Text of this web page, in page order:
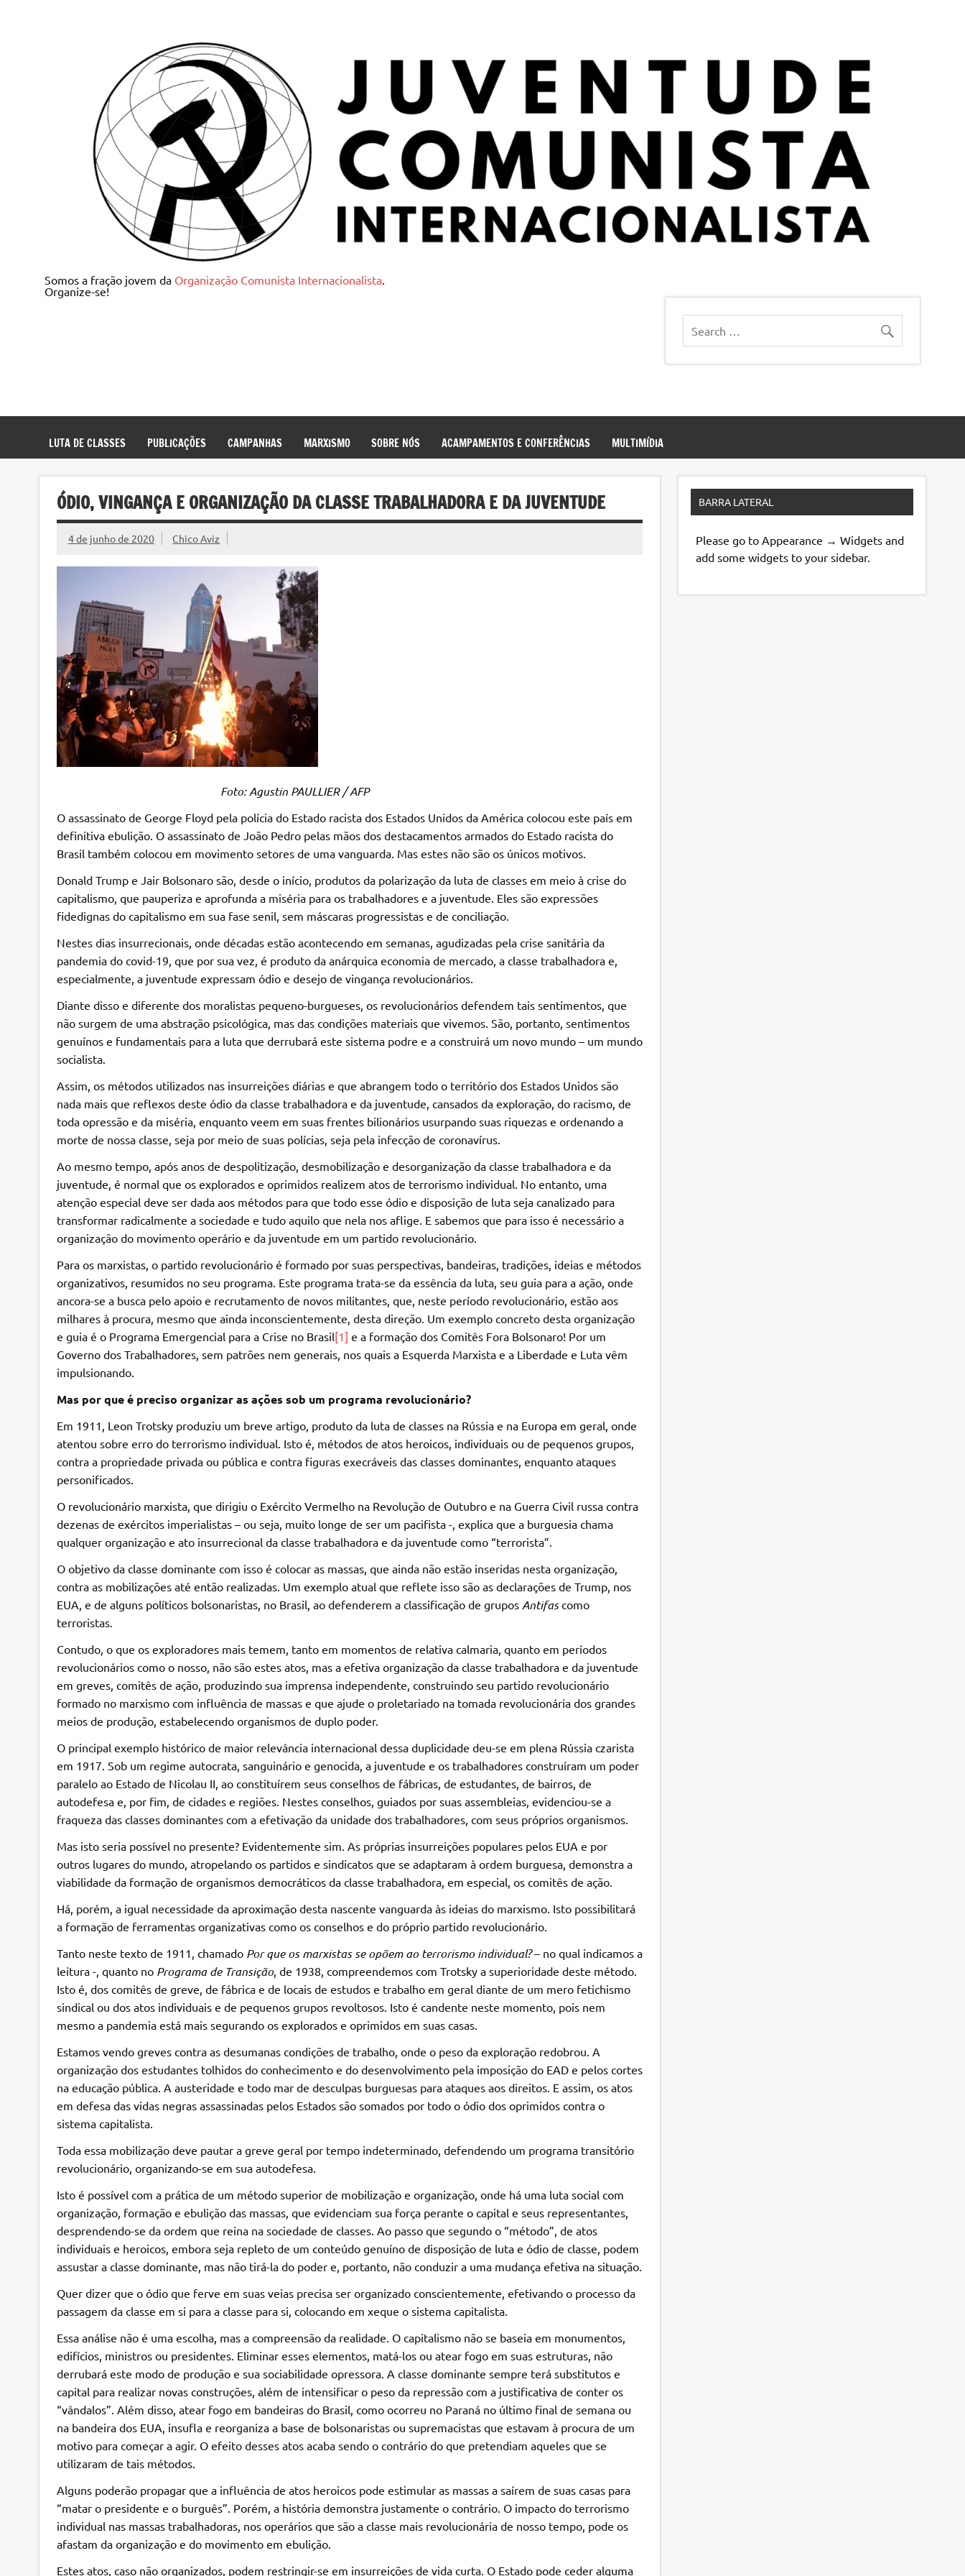
Juventude Comunista Internacionalista
Somos a fração jovem da Organização Comunista Internacionalista.
Organize-se!
LUTA DE CLASSES PUBLICAÇÕES CAMPANHAS MARXISMO SOBRE NÓS ACAMPAMENTOS E CONFERÊNCIAS MULTIMÍDIA
ÓDIO, VINGANÇA E ORGANIZAÇÃO DA CLASSE TRABALHADORA E DA JUVENTUDE
4 de junho de 2020 Chico Aviz
Foto: Agustin PAULLIER / AFP
O assassinato de George Floyd pela polícia do Estado racista dos Estados Unidos da América colocou este país em
definitiva ebulição. O assassinato de João Pedro pelas mãos dos destacamentos armados do Estado racista do
Brasil também colocou em movimento setores de uma vanguarda. Mas estes não são os únicos motivos.
Donald Trump e Jair Bolsonaro são, desde o início, produtos da polarização da luta de classes em meio à crise do
capitalismo, que pauperiza e aprofunda a miséria para os trabalhadores e a juventude. Eles são expressões
fidedignas do capitalismo em sua fase senil, sem máscaras progressistas e de conciliação.
Nestes dias insurrecionais, onde décadas estão acontecendo em semanas, agudizadas pela crise sanitária da
pandemia do covid-19, que por sua vez, é produto da anárquica economia de mercado, a classe trabalhadora e,
especialmente, a juventude expressam ódio e desejo de vingança revolucionários.
Diante disso e diferente dos moralistas pequeno-burgueses, os revolucionários defendem tais sentimentos, que
não surgem de uma abstração psicológica, mas das condições materiais que vivemos. São, portanto, sentimentos
genuínos e fundamentais para a luta que derrubará este sistema podre e a construirá um novo mundo – um mundo
socialista.
Assim, os métodos utilizados nas insurreições diárias e que abrangem todo o território dos Estados Unidos são
nada mais que reflexos deste ódio da classe trabalhadora e da juventude, cansados da exploração, do racismo, de
toda opressão e da miséria, enquanto veem em suas frentes bilionários usurpando suas riquezas e ordenando a
morte de nossa classe, seja por meio de suas polícias, seja pela infecção de coronavírus.
Ao mesmo tempo, após anos de despolitização, desmobilização e desorganização da classe trabalhadora e da
juventude, é normal que os explorados e oprimidos realizem atos de terrorismo individual. No entanto, uma
atenção especial deve ser dada aos métodos para que todo esse ódio e disposição de luta seja canalizado para
transformar radicalmente a sociedade e tudo aquilo que nela nos aflige. E sabemos que para isso é necessário a
organização do movimento operário e da juventude em um partido revolucionário.
Para os marxistas, o partido revolucionário é formado por suas perspectivas, bandeiras, tradições, ideias e métodos
organizativos, resumidos no seu programa. Este programa trata-se da essência da luta, seu guia para a ação, onde
ancora-se a busca pelo apoio e recrutamento de novos militantes, que, neste período revolucionário, estão aos
milhares à procura, mesmo que ainda inconscientemente, desta direção. Um exemplo concreto desta organização
e guia é o Programa Emergencial para a Crise no Brasil[1] e a formação dos Comitês Fora Bolsonaro! Por um
Governo dos Trabalhadores, sem patrões nem generais, nos quais a Esquerda Marxista e a Liberdade e Luta vêm
impulsionando.
Mas por que é preciso organizar as ações sob um programa revolucionário?
Em 1911, Leon Trotsky produziu um breve artigo, produto da luta de classes na Rússia e na Europa em geral, onde
atentou sobre erro do terrorismo individual. Isto é, métodos de atos heroicos, individuais ou de pequenos grupos,
contra a propriedade privada ou pública e contra figuras execráveis das classes dominantes, enquanto ataques
personificados.
O revolucionário marxista, que dirigiu o Exército Vermelho na Revolução de Outubro e na Guerra Civil russa contra
dezenas de exércitos imperialistas – ou seja, muito longe de ser um pacifista -, explica que a burguesia chama
qualquer organização e ato insurrecional da classe trabalhadora e da juventude como “terrorista”.
O objetivo da classe dominante com isso é colocar as massas, que ainda não estão inseridas nesta organização,
contra as mobilizações até então realizadas. Um exemplo atual que reflete isso são as declarações de Trump, nos
EUA, e de alguns políticos bolsonaristas, no Brasil, ao defenderem a classificação de grupos Antifascomo
terroristas.
Contudo, o que os exploradores mais temem, tanto em momentos de relativa calmaria, quanto em períodos
revolucionários como o nosso, não são estes atos, mas a efetiva organização da classe trabalhadora e da juventude
em greves, comitês de ação, produzindo sua imprensa independente, construindo seu partido revolucionário
formado no marxismo com influência de massas e que ajude o proletariado na tomada revolucionária dos grandes
meios de produção, estabelecendo organismos de duplo poder.
O principal exemplo histórico de maior relevância internacional dessa duplicidade deu-se em plena Rússia czarista
em 1917. Sob um regime autocrata, sanguinário e genocida, a juventude e os trabalhadores construíram um poder
paralelo ao Estado de Nicolau II, ao constituírem seus conselhos de fábricas, de estudantes, de bairros, de
autodefesa e, por fim, de cidades e regiões. Nestes conselhos, guiados por suas assembleias, evidenciou-se a
fraqueza das classes dominantes com a efetivação da unidade dos trabalhadores, com seus próprios organismos.
Mas isto seria possível no presente? Evidentemente sim. As próprias insurreições populares pelos EUA e por
outros lugares do mundo, atropelando os partidos e sindicatos que se adaptaram à ordem burguesa, demonstra a
viabilidade da formação de organismos democráticos da classe trabalhadora, em especial, os comitês de ação.
Há, porém, a igual necessidade da aproximação desta nascente vanguarda às ideias do marxismo. Isto possibilitará
a formação de ferramentas organizativas como os conselhos e do próprio partido revolucionário.
Tanto neste texto de 1911, chamado Por que os marxistas se opõem ao terrorismo individual?– no qual indicamos a
leitura -, quanto no Programa de Transição, de 1938, compreendemos com Trotsky a superioridade deste método.
Isto é, dos comitês de greve, de fábrica e de locais de estudos e trabalho em geral diante de um mero fetichismo
sindical ou dos atos individuais e de pequenos grupos revoltosos. Isto é candente neste momento, pois nem
mesmo a pandemia está mais segurando os explorados e oprimidos em suas casas.
Estamos vendo greves contra as desumanas condições de trabalho, onde o peso da exploração redobrou. A
organização dos estudantes tolhidos do conhecimento e do desenvolvimento pela imposição do EAD e pelos cortes
na educação pública. A austeridade e todo mar de desculpas burguesas para ataques aos direitos. E assim, os atos
em defesa das vidas negras assassinadas pelos Estados são somados por todo o ódio dos oprimidos contra o
sistema capitalista.
Toda essa mobilização deve pautar a greve geral por tempo indeterminado, defendendo um programa transitório
revolucionário, organizando-se em sua autodefesa.
Isto é possível com a prática de um método superior de mobilização e organização, onde há uma luta social com
organização, formação e ebulição das massas, que evidenciam sua força perante o capital e seus representantes,
desprendendo-se da ordem que reina na sociedade de classes. Ao passo que segundo o “método”, de atos
individuais e heroicos, embora seja repleto de um conteúdo genuíno de disposição de luta e ódio de classe, podem
assustar a classe dominante, mas não tirá-la do poder e, portanto, não conduzir a uma mudança efetiva na situação.
Quer dizer que o ódio que ferve em suas veias precisa ser organizado conscientemente, efetivando o processo da
passagem da classe em si para a classe para si, colocando em xeque o sistema capitalista.
Essa análise não é uma escolha, mas a compreensão da realidade. O capitalismo não se baseia em monumentos,
edifícios, ministros ou presidentes. Eliminar esses elementos, matá-los ou atear fogo em suas estruturas, não
derrubará este modo de produção e sua sociabilidade opressora. A classe dominante sempre terá substitutos e
capital para realizar novas construções, além de intensificar o peso da repressão com a justificativa de conter os
“vândalos”. Além disso, atear fogo em bandeiras do Brasil, como ocorreu no Paraná no último final de semana ou
na bandeira dos EUA, insufla e reorganiza a base de bolsonaristas ou supremacistas que estavam à procura de um
motivo para começar a agir. O efeito desses atos acaba sendo o contrário do que pretendiam aqueles que se
utilizaram de tais métodos.
Alguns poderão propagar que a influência de atos heroicos pode estimular as massas a saírem de suas casas para
“matar o presidente e o burguês”. Porém, a história demonstra justamente o contrário. O impacto do terrorismo
individual nas massas trabalhadoras, nos operários que são a classe mais revolucionária de nosso tempo, pode os
afastam da organização e do movimento em ebulição.
Estes atos, caso não organizados, podem restringir-se em insurreições de vida curta. O Estado pode ceder alguma
BARRA LATERAL
Please go to Appearance → Widgets and
add some widgets to your sidebar.